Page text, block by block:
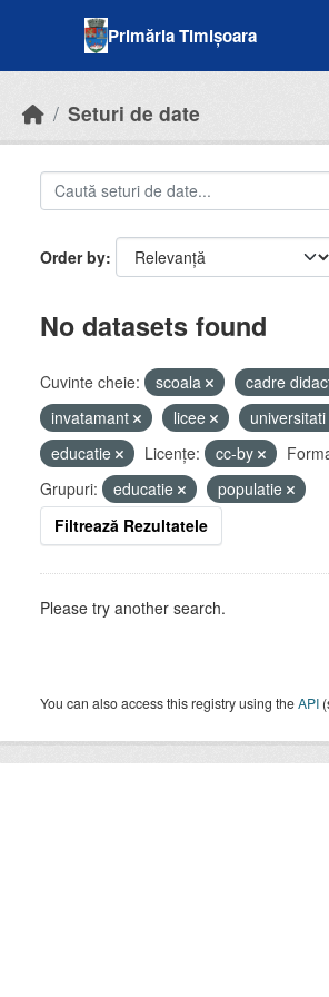
Primăria Timișoara
Seturi de date
Order by
No datasets found
Cuvinte cheie: scoala
cadre
invatamant
licee
universitati
educatie
Licenţe: cc-by
Grupuri:
educatie
populatie
Filtrează Rezultatele
Please try another search.
You can also access this registry using theAPI